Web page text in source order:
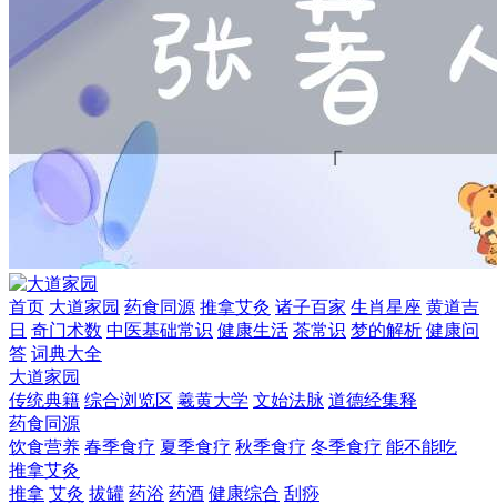
首页 大道家园 药食同源 推拿艾灸 诸子百家 生肖星座 黄道吉
日 奇门术数 中医基础常识 健康生活 茶常识 梦的解析 健康问
答 词典大全
大道家园
传统典籍 综合浏览区 羲黄大学 文始法脉 道德经集释
药食同源
饮食营养 春季食疗 夏季食疗 秋季食疗 冬季食疗 能不能吃
推拿艾灸
推拿 艾灸 拔罐 药浴 药酒 健康综合 刮痧